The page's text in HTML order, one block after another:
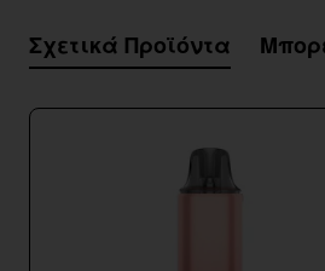
Σχετικά Προϊόντα